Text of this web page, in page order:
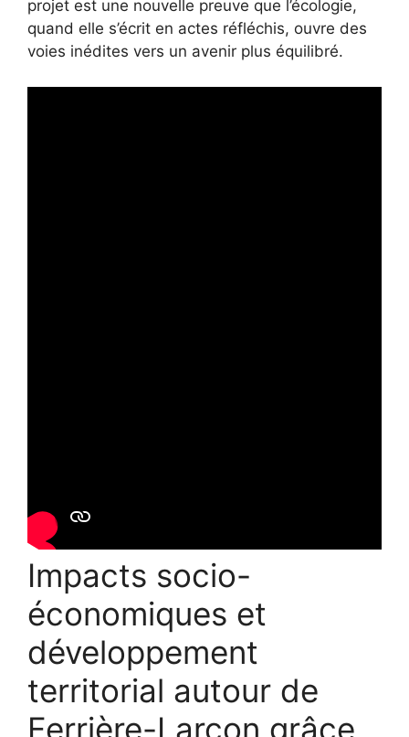
projet est une nouvelle preuve que l’écologie,
quand elle s’écrit en actes réfléchis, ouvre des
voies inédites vers un avenir plus équilibré.
Impacts socio-
économiques et
développement
territorial autour de
Ferrière-Larçon grâce